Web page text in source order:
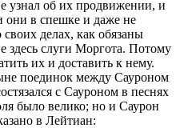
узнал об их продвижении, и
они в спешке и даже не
делах, как обязаны
здесь слуги Моргота. Потому
их и доставить к нему.
поединок между Сауроном
с Сауроном в песнях
было велико; но и Саурон
в Лейтиан: